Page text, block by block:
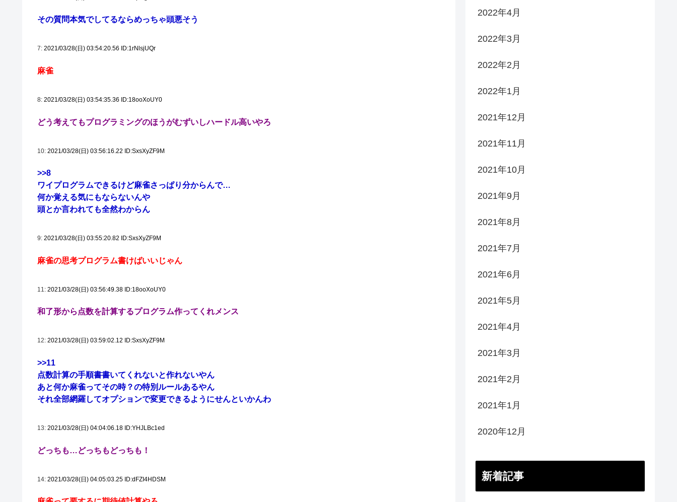
その質問本気でしてるならめっちゃ頭悪そう
7: 2021/03/28(日) 03:54:20.56 ID:1rNlsjUQr
麻雀
8: 2021/03/28(日) 03:54:35.36 ID:18ooXoUY0
どう考えてもプログラミングのほうがむずいしハードル高いやろ
10: 2021/03/28(日) 03:56:16.22 ID:SxsXyZF9M
>>8
ワイプログラムできるけど麻雀さっぱり分からんで…
何か覚える気にもならないんや
頭とか言われても全然わからん
9: 2021/03/28(日) 03:55:20.82 ID:SxsXyZF9M
麻雀の思考プログラム書けばいいじゃん
11: 2021/03/28(日) 03:56:49.38 ID:18ooXoUY0
和了形から点数を計算するプログラム作ってくれメンス
12: 2021/03/28(日) 03:59:02.12 ID:SxsXyZF9M
>>11
点数計算の手順書書いてくれないと作れないやん
あと何か麻雀ってその時？の特別ルールあるやん
それ全部網羅してオプションで変更できるようにせんといかんわ
13: 2021/03/28(日) 04:04:06.18 ID:YHJLBc1ed
どっちも…どっちもどっちも！
14: 2021/03/28(日) 04:05:03.25 ID:dFZI4HDSM
2022年4月
2022年3月
2022年2月
2022年1月
2021年12月
2021年11月
2021年10月
2021年9月
2021年8月
2021年7月
2021年6月
2021年5月
2021年4月
2021年3月
2021年2月
2021年1月
2020年12月
新着記事